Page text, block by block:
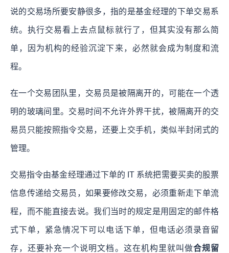
说的交易场所要安静很多，指的是基金经理的下单交易系
统。执行交易看上去点鼠标就行了，但其实没有那么简
单，因为机构的经验沉淀下来，必然就会成为制度和流
程。
在一个交易团队里，交易员是被隔离开的，可能在一个透
明的玻璃间里。交易时间不允许外界干扰，被隔离开的交
易员只能按照指令交易，还要上交手机，类似半封闭式的
管理。
交易指令由基金经理通过下单的 IT 系统把需要买卖的股票
信息传递给交易员，如果要修改交易，必须重新走下单流
程，而不能直接去说。我们当时的规定是用固定的邮件格
式下单，紧急情况下可以电话下单，但电话必须录音留
存，还要补充一个说明文档。这在机构里就叫做合规留